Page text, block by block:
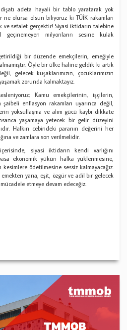
adeta hayali bir tablo yaratarak yok
ne olursa olsun biliyoruz ki TÜİK rakamları
ve sefalet gerçektir! Siyasi iktidarın talebine
geçinemeyen milyonların sesine kulak
bir düzende emekçilerin, emeğiyle
Öyle bir ülke haline geldik ki artık
gelecek kuşaklarımızın, çocuklarımızın
zorunda kalmaktayız.
Kamu emekçilerinin, işçilerin,
şaibeli enflasyon rakamları uyarınca değil,
yoksullaşma ve alım gücü kaybı dikkate
yaşamaya yetecek bir gelir düzeyini
Halkın cebindeki paranın değerini her
ve zamlara son verilmelidir.
siyasi iktidarın kendi varlığını
ekonomik yükün halka yüklenmesine,
ödetilmesine sessiz kalmayacağız.
yana, eşit, özgür ve adil bir gelecek
etmeye devam edeceğiz.